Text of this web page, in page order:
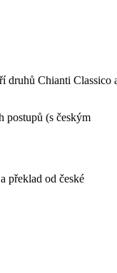
druhů Chianti Classico
postupů (s českým
překlad od české